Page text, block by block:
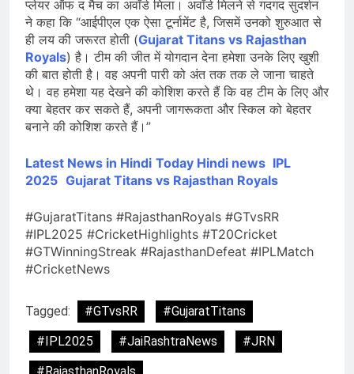
प्लेयर ऑफ द मैच का अवॉर्ड मिला। अवॉर्ड मिलने से गदगद सुदर्शन
ने कहा कि “आईपीएल एक ऐसा टूर्नामेंट है, जिसमें उनको शुरुआत से
ही लय की जरूरत होती (Gujarat Titans vs Rajasthan
Royals) है। टीम की जीत में योगदान देना हमेशा उनके लिए खुशी
की बात होती है। वह अपनी पारी को अंत तक तक ले जाना चाहते
थे। वह हमेशा यह देखने की कोशिश करते हैं कि वह टीम के लिए और
क्या बेहतर कर सकते हैं, अपनी जागरूकता और स्किल को बेहतर
बनाने की कोशिश करते हैं।”
Latest News in Hindi Today Hindi news IPL
2025 Gujarat Titans vs Rajasthan Royals
#GujaratTitans #RajasthanRoyals #GTvsRR
#IPL2025 #CricketHighlights #T20Cricket
#GTWinningStreak #RajasthanDefeat #IPLMatch
#CricketNews
Tagged: #GTvsRR
#GujaratTitans
#IPL2025
#JaiRashtraNews
#JRN